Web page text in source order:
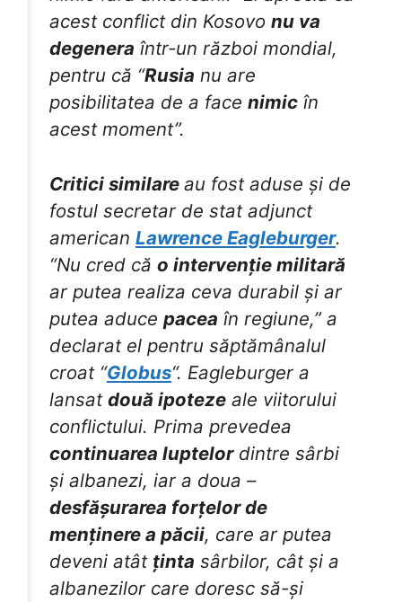
acest conflict din Kosovo nu va
degenera într-un război mondial,
pentru că “Rusia nu are
posibilitatea de a face nimic în
acest moment”.
Critici similare au fost aduse și de
fostul secretar de stat adjunct
american Lawrence Eagleburger.
“Nu cred că o intervenție militară
ar putea realiza ceva durabil și ar
putea aduce pacea în regiune,” a
declarat el pentru săptămânalul
croat “Globus“. Eagleburger a
lansat două ipoteze ale viitorului
conflictului. Prima prevedea
continuarea luptelordintre sârbi
și albanezi, iar a doua –
desfășurarea forțelor de
menținere a păcii, care ar putea
deveni atât ținta sârbilor, cât și a
albanezilor care doresc să-și